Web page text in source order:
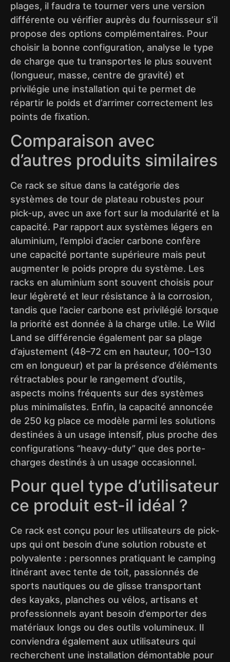
plages, il faudra te tourner vers une version
différente ou vérifier auprès du fournisseur s’il
propose des options complémentaires. Pour
choisir la bonne configuration, analyse le type
de charge que tu transportes le plus souvent
(longueur, masse, centre de gravité) et
privilégie une installation qui te permet de
répartir le poids et d’arrimer correctement les
points de fixation.
Comparaison avec
d’autres produits similaires
Ce rack se situe dans la catégorie des
systèmes de tour de plateau robustes pour
pick-up, avec un axe fort sur la modularité et la
capacité. Par rapport aux systèmes légers en
aluminium, l’emploi d’acier carbone confère
une capacité portante supérieure mais peut
augmenter le poids propre du système. Les
racks en aluminium sont souvent choisis pour
leur légèreté et leur résistance à la corrosion,
tandis que l’acier carbone est privilégié lorsque
la priorité est donnée à la charge utile. Le Wild
Land se différencie également par sa plage
d’ajustement (48–72 cm en hauteur, 100–130
cm en longueur) et par la présence d’éléments
rétractables pour le rangement d’outils,
aspects moins fréquents sur des systèmes
plus minimalistes. Enfin, la capacité annoncée
de 250 kg place ce modèle parmi les solutions
destinées à un usage intensif, plus proche des
configurations “heavy-duty” que des porte-
charges destinés à un usage occasionnel.
Pour quel type d’utilisateur
ce produit est-il idéal ?
Ce rack est conçu pour les utilisateurs de pick-
ups qui ont besoin d’une solution robuste et
polyvalente : personnes pratiquant le camping
itinérant avec tente de toit, passionnés de
sports nautiques ou de glisse transportant
des kayaks, planches ou vélos, artisans et
professionnels ayant besoin d’emporter des
matériaux longs ou des outils volumineux. Il
conviendra également aux utilisateurs qui
recherchent une installation démontable pour